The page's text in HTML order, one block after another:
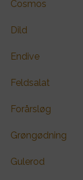
Cosmos
Dild
Endive
Feldsalat
Forårsløg
Grøngødning
Gulerod